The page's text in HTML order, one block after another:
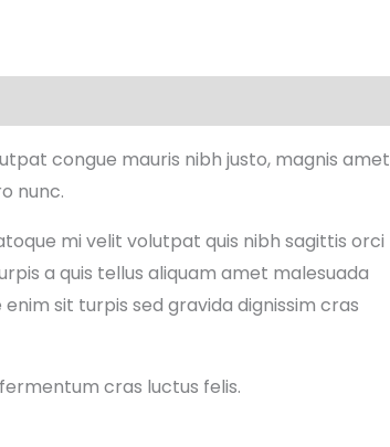
congue mauris nibh justo, magnis amet
nunc.
mi velit volutpat quis nibh sagittis orci
a quis tellus aliquam amet malesuada
sit turpis sed gravida dignissim cras
cras luctus felis.